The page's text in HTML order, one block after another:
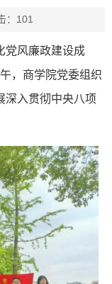
101
党风廉政建设成
，商学院党委组织
深入贯彻中央八项